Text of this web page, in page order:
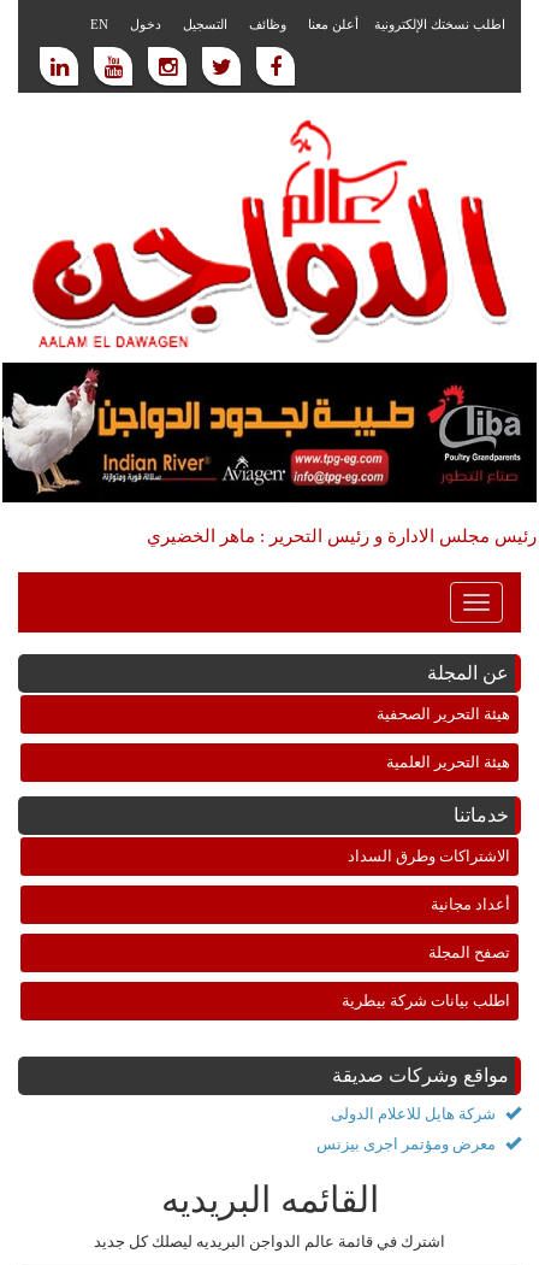
اطلب نسختك الإلكترونية أعلن معنا وظائف التسجيل دخول EN
رئيس مجلس الادارة و رئيس التحرير : ماهر الخضيري
Toggle
Navigation
عن المجلة
هيئة التحرير الصحفية
هيئة التحرير العلمية
خدماتنا
الاشتراكات وطرق السداد
أعداد مجانية
تصفح المجلة
اطلب بيانات شركة بيطرية
مواقع وشركات صديقة
شركة هايل للاعلام الدولى
معرض ومؤتمر اجرى بيزنس
القائمه البريديه
اشترك في قائمة عالم الدواجن البريديه ليصلك كل جديد